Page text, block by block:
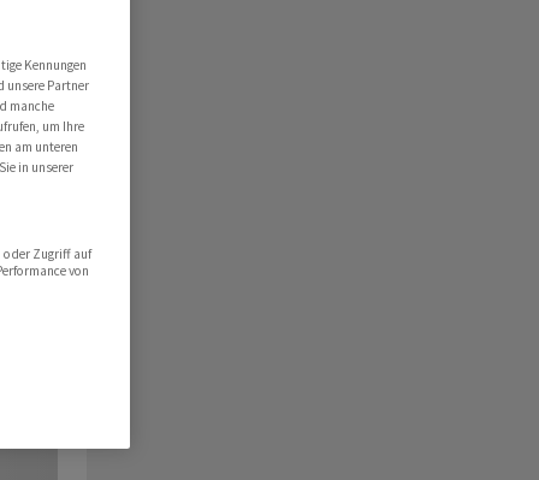
Kennungen
unsere Partner
manche
um Ihre
am unteren
in unserer
oder Zugriff auf
von